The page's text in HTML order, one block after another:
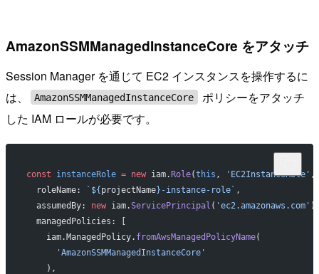
AmazonSSMManagedInstanceCore をアタッチ
Session Manager を通じて EC2 インスタンスを操作するに
は、
AmazonSSMManagedInstanceCore
ポリシーをアタッチ
した IAM ロールが必要です。
const instanceRole = new iam. Role(this , 'EC2InstanceRole' ,
  roleName:
`${ projectName}-instance-role` ,
  assumedBy:
new iam.ServicePrincipal ( 'ec2.amazonaws.com'
  managedPolicies: [
    iam.ManagedPolicy.
fromAwsManagedPolicyName(
      'AmazonSSMManagedInstanceCore'
    ),